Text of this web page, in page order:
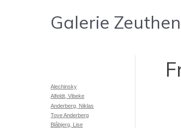
Galerie Zeuthen
Alechinsky
Alfeldt, Vibeke
Anderberg, Niklas
Tove Anderberg
Blåbjerg, Lise